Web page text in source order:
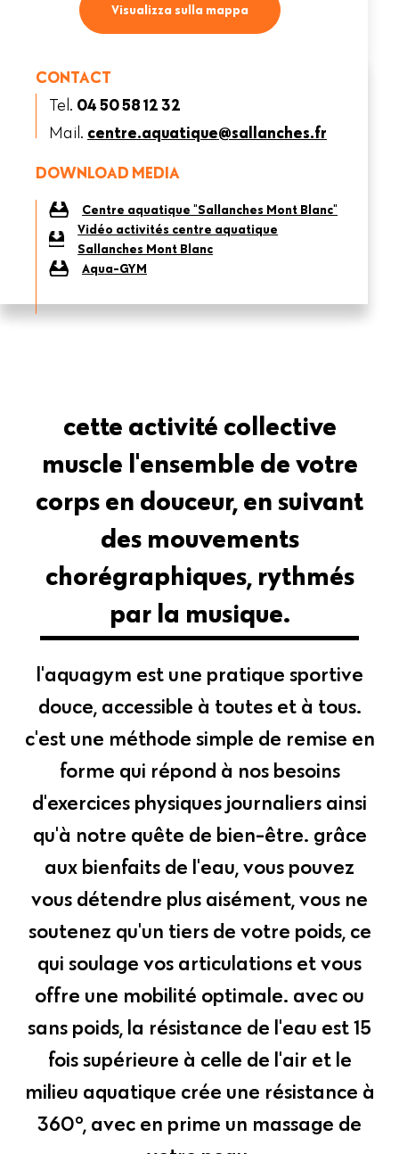
Visualizza sulla mappa
CONTACT
Tel. 04 50 58 12 32
Mail. centre.aquatique@sallanches.fr
DOWNLOAD MEDIA
Centre aquatique "Sallanches Mont Blanc"
Vidéo activités centre aquatique
Sallanches Mont Blanc
Aqua-GYM
cette activité collective
muscle l'ensemble de votre
corps en douceur, en suivant
des mouvements
chorégraphiques, rythmés
par la musique.
l'aquagym est une pratique sportive
douce, accessible à toutes et à tous.
c'est une méthode simple de remise en
forme qui répond à nos besoins
d'exercices physiques journaliers ainsi
qu'à notre quête de bien-être. grâce
aux bienfaits de l'eau, vous pouvez
vous détendre plus aisément, vous ne
soutenez qu'un tiers de votre poids, ce
qui soulage vos articulations et vous
offre une mobilité optimale. avec ou
sans poids, la résistance de l'eau est 15
fois supérieure à celle de l'air et le
milieu aquatique crée une résistance à
360°, avec en prime un massage de